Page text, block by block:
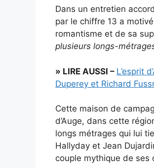
Dans un entretien
par le chiffre 13 a
romantisme et de sa
plusieurs longs-
» LIRE AUSSI – L’esprit
Duperey et Richard
Cette maison de
d’Auge, dans cette
longs métrages qui lui
Hallyday et Jean
couple mythique de